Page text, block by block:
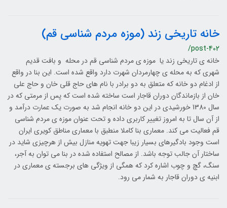
خانه تاریخی زند (موزه مردم شناسی قم)
/post-402
خانه ی تاریخی زند یا موزه ی مردم شناسی قم در محله و بافت قدیم
شهری که به محله ی چهارمردان شهرت دارد واقع شده است. این بنا در واقع
از ادغام دو خانه که متعلق به دو برادر با نام های حاج قلی خان و حاج علی
خان از بازماندگان دوران قاجار است ساخته شده است که پس از مرمتی که در
سال 1380 خورشیدی در این دو خانه انجام شد به صورت یک عمارت درآمد و
از آن سال تا به امروز تغییر کاربری داده و تحت عنوان موزه ی مردم شناسی
قم فعالیت می کند. معماری بنا کاملا منطبق با معماری مناطق کویری ایران
است وجود بادگیرهای بسیار زیبا جهت تهویه منازل بیش از هرچیزی شاید در
ساختار آن جالب توجه باشد. از مصالح استفاده شده در بنا می توان به آجر،
سنگ، گچ و چوب اشاره کرد که همگی از ویژگی های برجسته ی معماری در
ابنیه ی دوران قاجار به شمار می رود.